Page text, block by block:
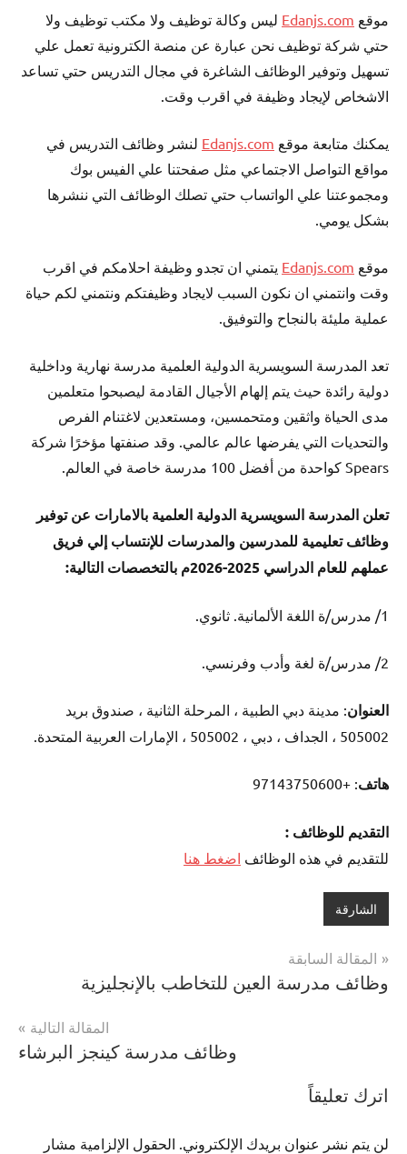
موقع Edanjs.com ليس وكالة توظيف ولا مكتب توظيف ولا
حتي شركة توظيف نحن عبارة عن منصة الكترونية تعمل علي
تسهيل وتوفير الوظائف الشاغرة في مجال التدريس حتي تساعد
الاشخاص لإيجاد وظيفة في اقرب وقت.
يمكنك متابعة موقع Edanjs.com لنشر وظائف التدريس في
مواقع التواصل الاجتماعي مثل صفحتنا علي الفيس بوك
ومجموعتنا علي الواتساب حتي تصلك الوظائف التي ننشرها
بشكل يومي.
موقع Edanjs.com يتمني ان تجدو وظيفة احلامكم في اقرب
وقت وانتمني ان نكون السبب لايجاد وظيفتكم ونتمني لكم حياة
عملية مليئة بالنجاح والتوفيق.
تعد المدرسة السويسرية الدولية العلمية مدرسة نهارية وداخلية
دولية رائدة حيث يتم إلهام الأجيال القادمة ليصبحوا متعلمين
مدى الحياة واثقين ومتحمسين، ومستعدين لاغتنام الفرص
والتحديات التي يفرضها عالم عالمي. وقد صنفتها مؤخرًا شركة
Spears كواحدة من أفضل 100 مدرسة خاصة في العالم.
تعلن المدرسة السويسرية الدولية العلمية بالامارات عن توفير
وظائف تعليمية للمدرسين والمدرسات للإنتساب إلي فريق
عملهم للعام الدراسي 2025-2026م بالتخصصات التالية:
1/ مدرس/ة اللغة الألمانية. ثانوي.
2/ مدرس/ة لغة وأدب وفرنسي.
العنوان: مدينة دبي الطبية ، المرحلة الثانية ، صندوق بريد
505002 ، الجداف ، دبي ، 505002 ، الإمارات العربية المتحدة.
هاتف: +97143750600
التقديم للوظائف :
للتقديم في هذه الوظائف اضغط هنا
الشارقة
تصفّح
المقالات
المقالة السابقة
وظائف مدرسة العين للتخاطب بالإنجليزية
المقالة التالية
وظائف مدرسة كينجز البرشاء
اترك تعليقاً
لن يتم نشر عنوان بريدك الإلكتروني. الحقول الإلزامية مشار